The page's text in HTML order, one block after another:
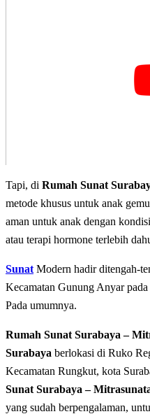
Tapi, di Rumah Sunat
metode khusus untuk anak
aman untuk anak dengan
atau terapi hormone terlebih
Sunat Modern hadir ditengah-
Kecamatan Gunung Anyar
Pada umumnya.
Rumah Sunat Surabaya –
Surabaya berlokasi di Ruko
Kecamatan Rungkut, kota
Sunat Surabaya –
yang sudah berpengalaman,